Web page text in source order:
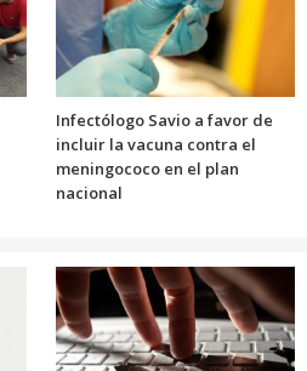
Infectólogo Savio a favor de
incluir la vacuna contra el
meningococo en el plan
nacional